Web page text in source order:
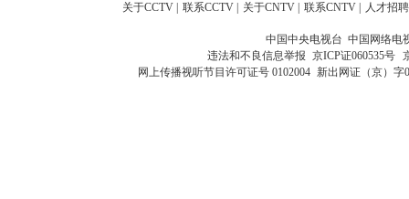
关于CCTV 联系CCTV 关于CNTV 联系CNTV 人才招聘
中国中央电视台 中国网络电
违法和不良信息举报 京ICP证060535号
网上传播视听节目许可证号 0102004 新出网证（京）